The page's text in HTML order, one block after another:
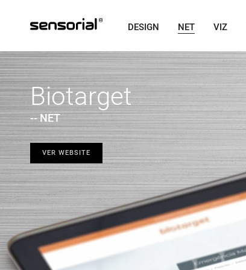
DESIGN NET VIZ
Biotarget
-- NET
VER WEBSITE